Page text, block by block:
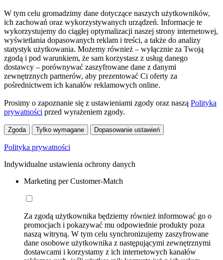
W tym celu gromadzimy dane dotyczące naszych użytkowników,
ich zachowań oraz wykorzystywanych urządzeń. Informacje te
wykorzystujemy do ciągłej optymalizacji naszej strony internetowej,
wyświetlania dopasowanych reklam i treści, a także do analizy
statystyk użytkowania. Możemy również – wyłącznie za Twoją
zgodą i pod warunkiem, że sam korzystasz z usług danego
dostawcy – porównywać zaszyfrowane dane z danymi
zewnętrznych partnerów, aby prezentować Ci oferty za
pośrednictwem ich kanałów reklamowych online.
Prosimy o zapoznanie się z ustawieniami zgody oraz naszą Polityką
prywatności przed wyrażeniem zgody.
Zgoda Tylko wymagane Dopasowanie ustawień
Polityka prywatności
Indywidualne ustawienia ochrony danych
Marketing per Customer-Match
Za zgodą użytkownika będziemy również informować go o
promocjach i pokazywać mu odpowiednie produkty poza
naszą witryną. W tym celu synchronizujemy zaszyfrowane
dane osobowe użytkownika z następującymi zewnętrznymi
dostawcami i korzystamy z ich internetowych kanałów